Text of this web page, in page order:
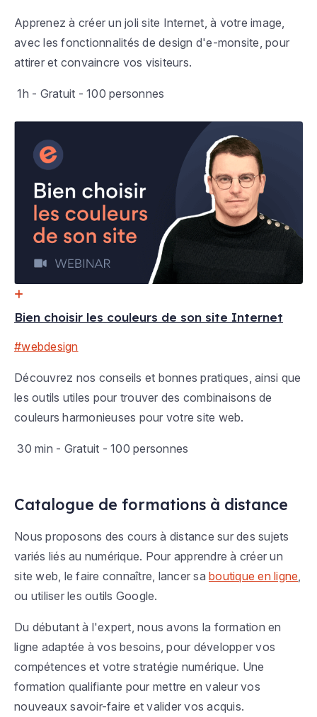
Apprenez à créer un joli site Internet, à votre image,
avec les fonctionnalités de design d'e-monsite, pour
attirer et convaincre vos visiteurs.
1h - Gratuit - 100 personnes
Bien choisir les couleurs de son site Internet
#webdesign
Découvrez nos conseils et bonnes pratiques, ainsi que
les outils utiles pour trouver des combinaisons de
couleurs harmonieuses pour votre site web.
30 min - Gratuit - 100 personnes
Catalogue de formations à distance
Nous proposons des cours à distance sur des sujets
variés liés au numérique. Pour apprendre à créer un
site web, le faire connaître, lancer sa boutique en ligne
ou utiliser les outils Google.
Du débutant à l'expert, nous avons la formation en
ligne adaptée à vos besoins, pour développer vos
compétences et votre stratégie numérique. Une
formation qualifiante pour mettre en valeur vos
nouveaux savoir-faire et valider vos acquis.